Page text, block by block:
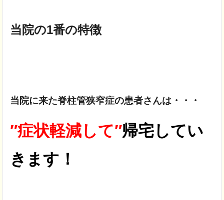
当院の1番の特徴
当院に来た脊柱管狭窄症の患者さんは・・・
″症状軽減して″帰宅してい
きます！